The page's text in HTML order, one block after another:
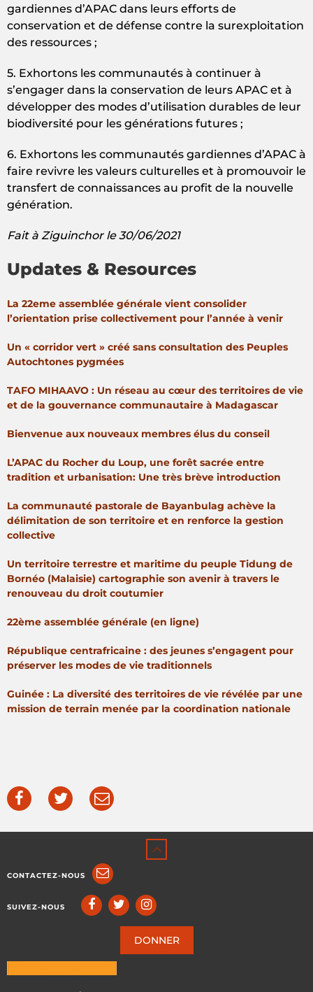
gardiennes d’APAC dans leurs efforts de
conservation et de défense contre la surexploitation
des ressources ;
5. Exhortons les communautés à continuer à
s’engager dans la conservation de leurs APAC et à
développer des modes d’utilisation durables de leur
biodiversité pour les générations futures ;
6. Exhortons les communautés gardiennes d’APAC à
faire revivre les valeurs culturelles et à promouvoir le
transfert de connaissances au profit de la nouvelle
génération.
Fait à Ziguinchor le 30/06/2021
Updates & Resources
La 22eme assemblée générale vient consolider
l’orientation prise collectivement pour l’année à venir
Un « corridor vert » créé sans consultation des Peuples
Autochtones pygmées
TAFO MIHAAVO : Un réseau au cœur des territoires de vie
et de la gouvernance communautaire à Madagascar
Bienvenue aux nouveaux membres élus du conseil
L’APAC du Rocher du Loup, une forêt sacrée entre
tradition et urbanisation: Une très brève introduction
La communauté pastorale de Bayanbulag achève la
délimitation de son territoire et en renforce la gestion
collective
Un territoire terrestre et maritime du peuple Tidung de
Bornéo (Malaisie) cartographie son avenir à travers le
renouveau du droit coutumier
22ème assemblée générale (en ligne)
République centrafricaine : des jeunes s’engagent pour
préserver les modes de vie traditionnels
Guinée : La diversité des territoires de vie révélée par une
mission de terrain menée par la coordination nationale
CONTACTEZ-NOUS
SUIVEZ-NOUS
DONNER